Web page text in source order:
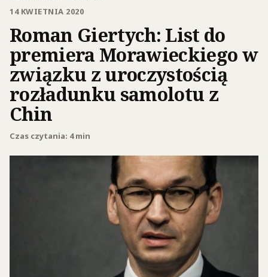
14 KWIETNIA 2020
Roman Giertych: List do
premiera Morawieckiego w
związku z uroczystością
rozładunku samolotu z
Chin
Czas czytania: 4 min